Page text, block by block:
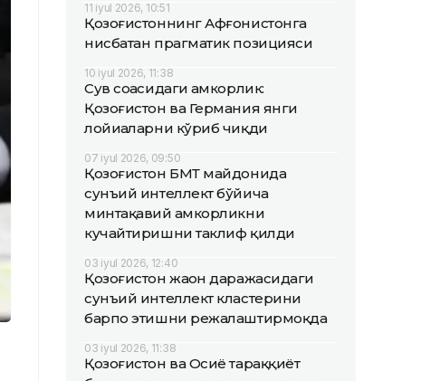
11 iyul 2026, 10:51
Қозоғистоннинг Афғонистонга
нисбатан прагматик позицияси
10 iyul 2026, 11:38
Сув соҳасидаги ҳамкорлик:
Қозоғистон ва Германия янги
лойиҳаларни кўриб чиқди
07 iyul 2026, 09:50
Қозоғистон БМТ майдонида
сунъий интеллект бўйича
минтақавий ҳамкорликни
кучайтиришни таклиф қилди
03 iyul 2026, 12:40
Қозоғистон жаҳон даражасидаги
сунъий интеллект кластерини
барпо этишни режалаштирмоқда
03 iyul 2026, 11:38
Қозоғистон ва Осиё тараққиёт